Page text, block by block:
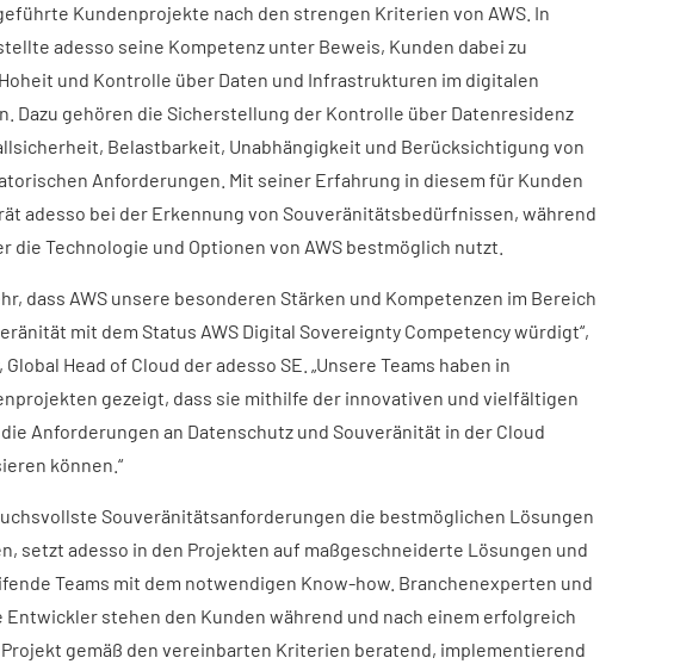
Kundenprojekte nach den strengen Kriterien von AWS. In
adesso seine Kompetenz unter Beweis, Kunden dabei zu
und Kontrolle über Daten und Infrastrukturen im digitalen
Dazu gehören die Sicherstellung der Kontrolle über Datenresidenz
Belastbarkeit, Unabhängigkeit und Berücksichtigung von
Anforderungen. Mit seiner Erfahrung in diesem für Kunden
adesso bei der Erkennung von Souveränitätsbedürfnissen, während
die Technologie und Optionen von AWS bestmöglich nutzt.
dass AWS unsere besonderen Stärken und Kompetenzen im Bereich
mit dem Status AWS Digital Sovereignty Competency würdigt“,
Head of Cloud der adesso SE. „Unsere Teams haben in
gezeigt, dass sie mithilfe der innovativen und vielfältigen
Anforderungen an Datenschutz und Souveränität in der Cloud
können.“
Souveränitätsanforderungen die bestmöglichen Lösungen
setzt adesso in den Projekten auf maßgeschneiderte Lösungen und
Teams mit dem notwendigen Know-how. Branchenexperten und
stehen den Kunden während und nach einem erfolgreich
gemäß den vereinbarten Kriterien beratend, implementierend